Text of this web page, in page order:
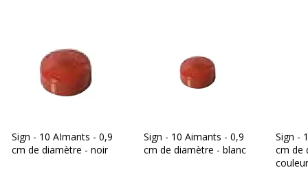
Marque SiGN
Dimensions et poids
Dimensions et poids
Sign - 10 AImants - 0,9
cm de diamètre - noir
Sign - 10 Aimants - 0,9
cm de diamètre - blanc
Sign -
cm de